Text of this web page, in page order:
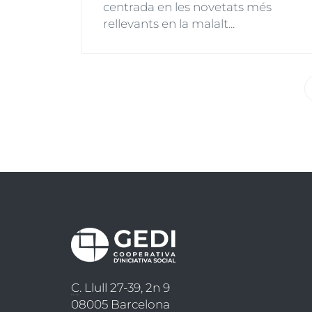
centrada en les novetats més
rellevants en la malalt...
C. Llull 27-39, 2n 9
08005 Barcelona